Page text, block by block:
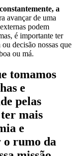
a
avançar de uma
podem
é importante ter
decisão nossas que
ou má.
tomamos
e
pelas
ter mais
e
o rumo da